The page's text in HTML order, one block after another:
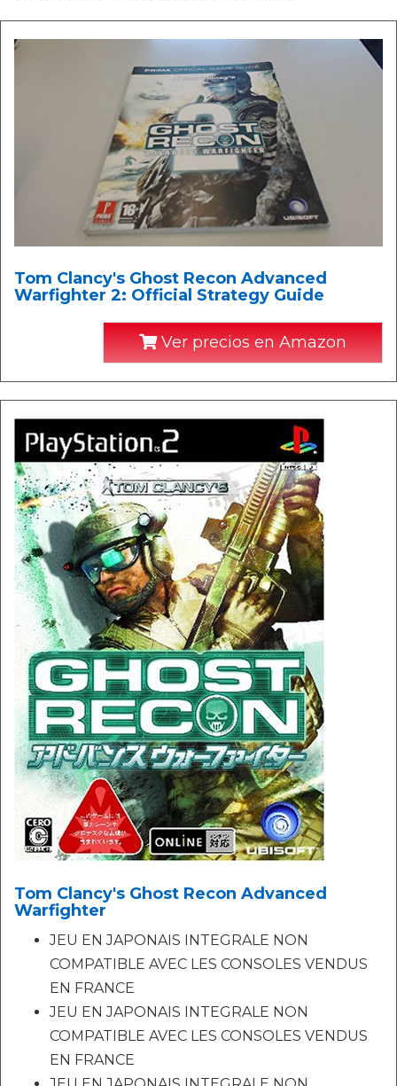
Tom Clancy's Ghost Recon Advanced
Warfighter 2: Official Strategy Guide
Ver precios en Amazon
Tom Clancy's Ghost Recon Advanced
Warfighter
JEU EN JAPONAIS INTEGRALE NON
COMPATIBLE AVEC LES CONSOLES VENDUS
EN FRANCE
JEU EN JAPONAIS INTEGRALE NON
COMPATIBLE AVEC LES CONSOLES VENDUS
EN FRANCE